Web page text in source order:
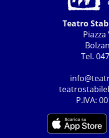
Teatro
Tel.
P.IVA: